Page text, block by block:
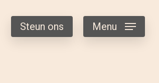
Steun ons Menu